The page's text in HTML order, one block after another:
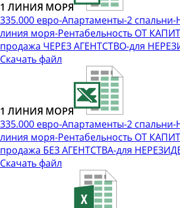
1 ЛИНИЯ МОРЯ
335.000 евро-Апартаменты-2 спальни-
линия моря-Рентабельность ОТ
продажа ЧЕРЕЗ АГЕНТСТВО-для
Скачать файл
1 ЛИНИЯ МОРЯ
335.000 евро-Апартаменты-2 спальни-
линия моря-Рентабельность ОТ
продажа БЕЗ АГЕНТСТВА-для
Скачать файл